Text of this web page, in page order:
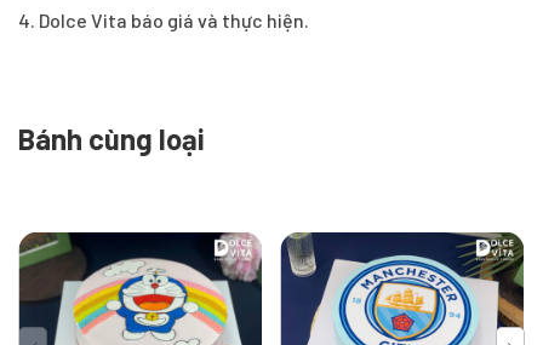
4. Dolce Vita báo giá và thực hiện.
Bánh cùng loại